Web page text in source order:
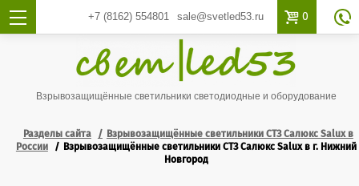
+7 (8162)554801 sale@svetled53.ru  0 
Взрывозащищённые светильники светодиодные и оборудование
Разделы сайта
Взрывозащищённые светильники СТЗ Салюкс Salux в
России
Взрывозащищённые светильники СТЗ Салюкс Salux в г. Нижний
Новгород